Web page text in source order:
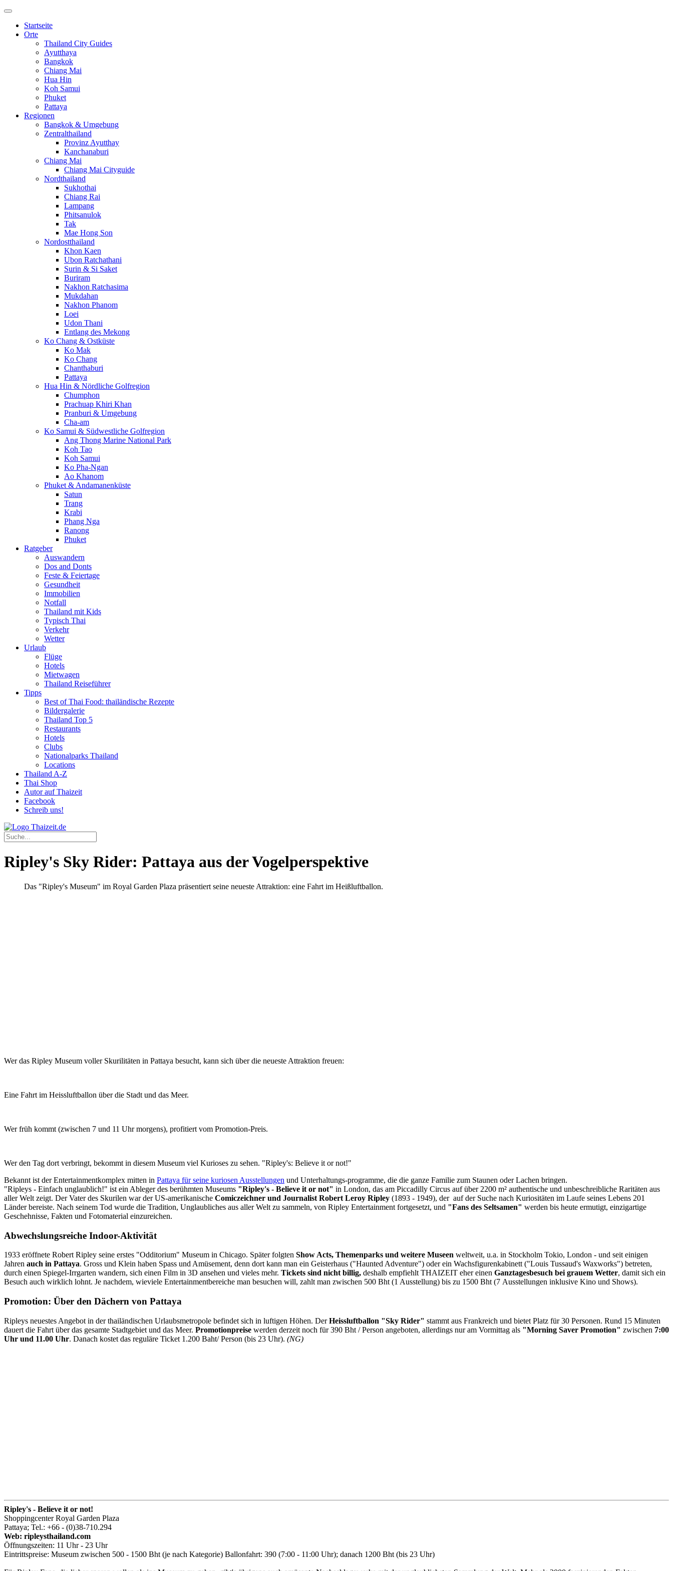
Startseite
Orte
Thailand City Guides
Ayutthaya
Bangkok
Chiang Mai
Hua Hin
Koh Samui
Phuket
Pattaya
Regionen
Bangkok & Umgebung
Zentralthailand
Provinz Ayutthay
Kanchanaburi
Chiang Mai
Chiang Mai Cityguide
Nordthailand
Sukhothai
Chiang Rai
Lampang
Phitsanulok
Tak
Mae Hong Son
Nordostthailand
Khon Kaen
Ubon Ratchathani
Surin & Si Saket
Buriram
Nakhon Ratchasima
Mukdahan
Nakhon Phanom
Loei
Udon Thani
Entlang des Mekong
Ko Chang & Ostküste
Ko Mak
Ko Chang
Chanthaburi
Pattaya
Hua Hin & Nördliche Golfregion
Chumphon
Prachuap Khiri Khan
Pranburi & Umgebung
Cha-am
Ko Samui & Südwestliche Golfregion
Ang Thong Marine National Park
Koh Tao
Koh Samui
Ko Pha-Ngan
Ao Khanom
Phuket & Andamanenküste
Satun
Trang
Krabi
Phang Nga
Ranong
Phuket
Ratgeber
Auswandern
Dos and Donts
Feste & Feiertage
Gesundheit
Immobilien
Notfall
Thailand mit Kids
Typisch Thai
Verkehr
Wetter
Urlaub
Flüge
Hotels
Mietwagen
Thailand Reiseführer
Tipps
Best of Thai Food: thailändische Rezepte
Bildergalerie
Thailand Top 5
Restaurants
Hotels
Clubs
Nationalparks Thailand
Locations
Thailand A-Z
Thai Shop
Autor auf Thaizeit
Facebook
Schreib uns!
Ripley's Sky Rider: Pattaya aus der Vogelperspektive
Das "Ripley's Museum" im Royal Garden Plaza präsentiert seine neueste Attraktion: eine Fahrt im Heißluftballon.
Wer das Ripley Museum voller Skurilitäten in Pattaya besucht, kann sich über die neueste Attraktion freuen:
Eine Fahrt im Heissluftballon über die Stadt und das Meer.
Wer früh kommt (zwischen 7 und 11 Uhr morgens), profitiert vom Promotion-Preis.
Wer den Tag dort verbringt, bekommt in diesem Museum viel Kurioses zu sehen. "Ripley's: Believe it or not!"
Bekannt ist der Entertainmentkomplex mitten in Pattaya für seine kuriosen Ausstellungen und Unterhaltungs-programme, die die ganze Familie zum Staunen oder Lachen bringen.
"Ripleys - Einfach unglaublich!" ist ein Ableger des berühmten Museums "Ripley's - Believe it or not" in London, das am Piccadilly Circus auf über 2200 m² authentische und unbeschreibliche Raritäten aus
aller Welt zeigt. Der Vater des Skurilen war der US-amerikanische Comiczeichner und Journalist Robert Leroy Ripley (1893 - 1949), der auf der Suche nach Kuriositäten im Laufe seines Lebens 201
Länder bereiste. Nach seinem Tod wurde die Tradition, Unglaubliches aus aller Welt zu sammeln, von Ripley Entertainment fortgesetzt, und "Fans des Seltsamen" werden bis heute ermutigt, einzigartige
Geschehnisse, Fakten und Fotomaterial einzureichen.
Abwechslungsreiche Indoor-Aktivität
1933 eröffnete Robert Ripley seine erstes "Odditorium" Museum in Chicago. Später folgten Show Acts, Themenparks und weitere Museen weltweit, u.a. in Stockholm Tokio, London - und seit einigen
Jahren auch in Pattaya. Gross und Klein haben Spass und Amüsement, denn dort kann man ein Geisterhaus ("Haunted Adventure") oder ein Wachsfigurenkabinett ("Louis Tussaud's Waxworks") betreten,
durch einen Spiegel-Irrgarten wandern, sich einen Film in 3D ansehen und vieles mehr. Tickets sind nicht billig, deshalb empfiehlt THAIZEIT eher einen Ganztagesbesuch bei grauem Wetter, damit sich ein
Besuch auch wirklich lohnt. Je nachdem, wieviele Entertainmentbereiche man besuchen will, zahlt man zwischen 500 Bht (1 Ausstellung) bis zu 1500 Bht (7 Ausstellungen inklusive Kino und Shows).
Promotion: Über den Dächern von Pattaya
Ripleys neuestes Angebot in der thailändischen Urlaubsmetropole befindet sich in luftigen Höhen. DerHeissluftballon "Sky Rider" stammt aus Frankreich und bietet Platz für 30 Personen. Rund 15 Minuten
dauert die Fahrt über das gesamte Stadtgebiet und das Meer. Promotionpreise werden derzeit noch für 390 Bht / Person angeboten, allerdings nur am Vormittag als "Morning Saver Promotion" zwischen 7:00
Uhr und 11.00 Uhr. Danach kostet das reguläre Ticket 1.200 Baht/ Person (bis 23 Uhr). (NG)
Ripley's - Believe it or not!
Shoppingcenter Royal Garden Plaza
Pattaya; Tel.: +66 - (0)38-710.294
Web: ripleysthailand.com
Öffnungszeiten: 11 Uhr - 23 Uhr
Eintrittspreise: Museum zwischen 500 - 1500 Bht (je nach Kategorie) Ballonfahrt: 390 (7:00 - 11:00 Uhr); danach 1200 Bht (bis 23 Uhr)